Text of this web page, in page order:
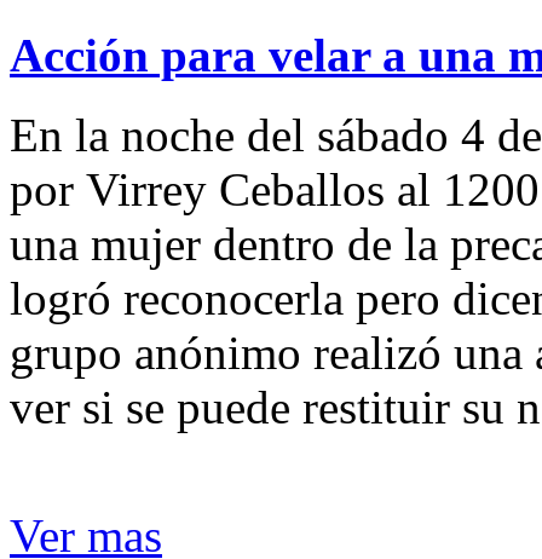
Acción para velar a una
En la noche del sábado 4
por Virrey Ceballos al
una mujer dentro de la
logró reconocerla pero
grupo anónimo realizó
ver si se puede restituir su
Ver mas